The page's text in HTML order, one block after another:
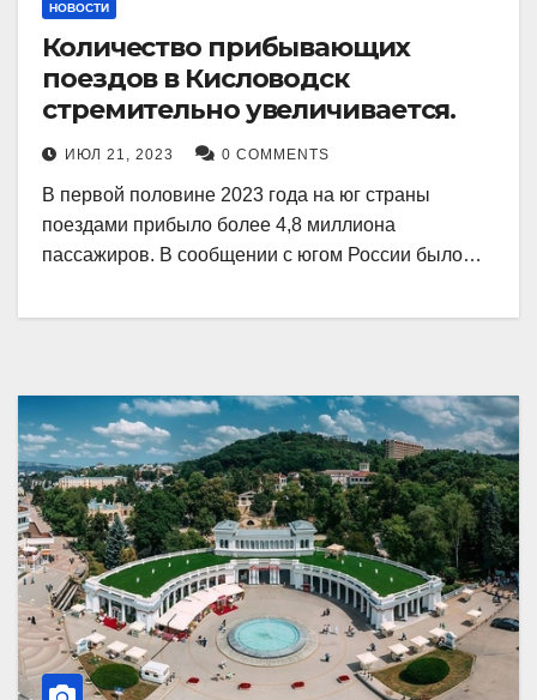
НОВОСТИ
Количество прибывающих
поездов в Кисловодск
стремительно увеличивается.
ИЮЛ 21, 2023 0 COMMENTS
В первой половине 2023 года на юг страны
поездами прибыло более 4,8 миллиона
пассажиров. В сообщении с югом России было…